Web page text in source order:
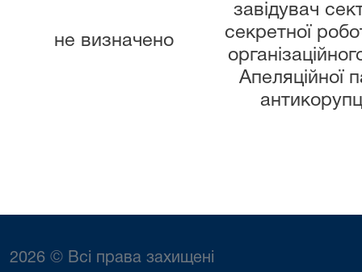
не визначено
завідувач
секретної
Апеляційної
2026 © Всі права захищені